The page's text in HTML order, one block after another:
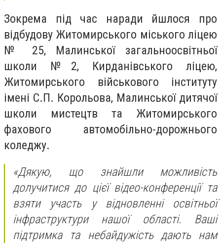
Зокрема під час наради йшлося про
відбудову Житомирського міського ліцею
№ 25, Малинської загальноосвітньої
школи №2, Кирданівського ліцею,
Житомирського військового інституту
імені С.П. Корольова, Малинської дитячої
школи мистецтв та Житомирського
фахового автомобільно-дорожнього
коледжу.
«Дякую, що знайшли можливість
долучитися до цієї відео-конференції та
взяти участь у відновленні освітньої
інфраструктури нашої області. Ваші
підтримка та небайдужість дають нам